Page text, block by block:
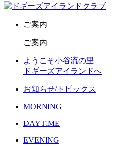
ご案内
ご案内
ようこそ小谷流の里
ドギーズアイランドへ
お知らせ/トピックス
MORNING
DAYTIME
EVENING